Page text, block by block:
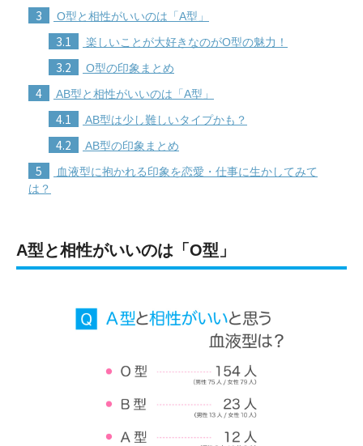
3 O型と相性がいいのは「A型」
3.1 楽しいことが大好きなのがO型の魅力！
3.2 O型の印象まとめ
4 AB型と相性がいいのは「A型」
4.1 AB型は少し難しいタイプかも？
4.2 AB型の印象まとめ
5
血液型に抱かれる印象を恋愛・仕事に生かしてみて
は？
A型と相性がいいのは「O型」